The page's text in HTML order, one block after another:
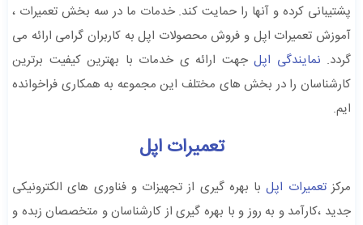
پشتیبانی کرده و آنها را حمایت کند. خدمات ما در سه بخش تعمیرات ،
آموزش تعمیرات اپل و فروش محصولات اپل به کاربران گرامی ارائه می
گردد. نمایندگی اپل جهت ارائه ی خدمات با بهترین کیفیت برترین
کارشناسان را در بخش های مختلف این مجموعه به همکاری فراخوانده
ایم.
تعمیرات اپل
مرکزتعمیرات اپل با بهره گیری از تجهیزات و فناوری های الکترونیکی
جدید ،کارآمد و به روز و با بهره گیری از کارشناسان و متخصصان زبده و